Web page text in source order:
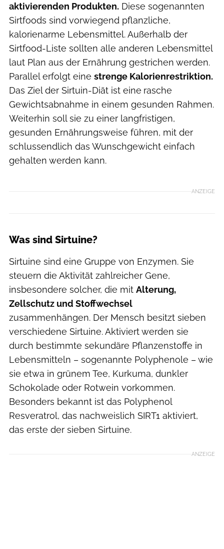
aktivierenden Produkten. Diese sogenannten
Sirtfoods sind vorwiegend pflanzliche,
kalorienarme Lebensmittel. Außerhalb der
Sirtfood-Liste sollten alle anderen Lebensmittel
laut Plan aus der Ernährung gestrichen werden.
Parallel erfolgt eine strenge Kalorienrestriktion.
Das Ziel der Sirtuin-Diät ist eine rasche
Gewichtsabnahme in einem gesunden Rahmen.
Weiterhin soll sie zu einer langfristigen,
gesunden Ernährungsweise führen, mit der
schlussendlich das Wunschgewicht einfach
gehalten werden kann.
ANZEIGE
Was sind Sirtuine?
Sirtuine sind eine Gruppe von Enzymen. Sie
steuern die Aktivität zahlreicher Gene,
insbesondere solcher, die mit Alterung,
Zellschutz und Stoffwechsel
zusammenhängen. Der Mensch besitzt sieben
verschiedene Sirtuine. Aktiviert werden sie
durch bestimmte sekundäre Pflanzenstoffe in
Lebensmitteln – sogenannte Polyphenole – wie
sie etwa in grünem Tee, Kurkuma, dunkler
Schokolade oder Rotwein vorkommen.
Besonders bekannt ist das Polyphenol
Resveratrol, das nachweislich SIRT1 aktiviert,
das erste der sieben Sirtuine.
ANZEIGE